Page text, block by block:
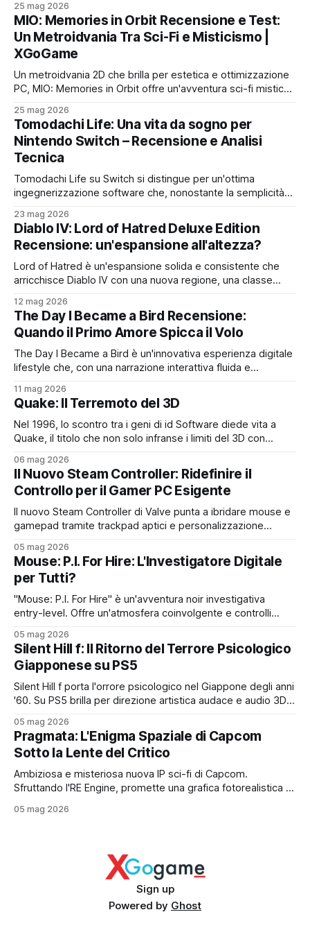
una crisi profonda
25 mag 2026
MIO: Memories in Orbit Recensione e Test:
Un Metroidvania Tra Sci-Fi e Misticismo |
XGoGame
Un metroidvania 2D che brilla per estetica e ottimizzazione
PC, MIO: Memories in Orbit offre un'avventura sci-fi mistica
25 mag 2026
Tomodachi Life: Una vita da sogno per
Nintendo Switch – Recensione e Analisi
Tecnica
Tomodachi Life su Switch si distingue per un'ottima
ingegnerizzazione software che, nonostante la semplicità
concreto valore tecnico per il suo prezzo
23 mag 2026
Diablo IV: Lord of Hatred Deluxe Edition
Recensione: un'espansione all'altezza?
Lord of Hatred è un'espansione solida e consistente che
arricchisce Diablo IV con una nuova regione, una classe
miglioramento e una Deluxe per gli irriducibili
12 mag 2026
The Day I Became a Bird Recensione:
Quando il Primo Amore Spicca il Volo
The Day I Became a Bird è un'innovativa esperienza digitale
lifestyle che, con una narrazione interattiva fluida e
l'introspezione nonostante piccoli compromessi
11 mag 2026
Quake: Il Terremoto del 3D
Nel 1996, lo scontro tra i geni di id Software diede vita a
Quake, il titolo che non solo infranse i limiti del 3D con
degli eSport e di saghe come Half-Life
06 mag 2026
Il Nuovo Steam Controller: Ridefinire il
Controllo per il Gamer PC Esigente
Il nuovo Steam Controller di Valve punta a ibridare mouse e
gamepad tramite trackpad aptici e personalizzazione
però tempo per essere padroneggiato ed è strettamente
legato all'ecosistema Steam. Per veri pionieri.
05 mag 2026
Mouse: P.I. For Hire: L'Investigatore Digitale
per Tutti?
"Mouse: P.I. For Hire" è un'avventura noir investigativa
entry-level. Offre un'atmosfera coinvolgente e controlli
longevità ridotta e limiti tecnici evidenti. Ideale per chi cerca
un'esperienza breve e rilassata.
05 mag 2026
Silent Hill f: Il Ritorno del Terrore Psicologico
Giapponese su PS5
Silent Hill f porta l'orrore psicologico nel Giappone degli anni
'60. Su PS5 brilla per direzione artistica audace e audio 3D
tutto su atmosfera e trama, pur con il rischio di
combattimenti legnosi. Un incubo d'autore.
05 mag 2026
Pragmata: L'Enigma Spaziale di Capcom
Sotto la Lente del Critico
Ambiziosa e misteriosa nuova IP sci-fi di Capcom.
Sfruttando l'RE Engine, promette una grafica fotorealistica e
di dettagli sul gameplay reale alimentano forti incertezze.
05 mag 2026
Sign up
Powered by Ghost